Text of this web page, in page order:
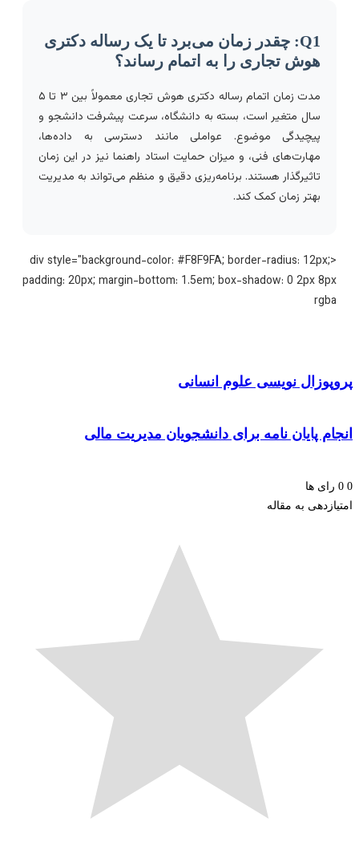
Q1: چقدر زمان می‌برد تا یک رساله دکتری
هوش تجاری را به اتمام رساند؟
مدت زمان اتمام رساله دکتری هوش تجاری معمولاً بین ۳ تا ۵
سال متغیر است، بسته به دانشگاه، سرعت پیشرفت دانشجو و
پیچیدگی موضوع. عواملی مانند دسترسی به داده‌ها،
مهارت‌های فنی، و میزان حمایت استاد راهنما نیز در این زمان
تاثیرگذار هستند. برنامه‌ریزی دقیق و منظم می‌تواند به مدیریت
بهتر زمان کمک کند.
<div style="background-color: #F8F9FA; border-radius: 12px;
padding: 20px; margin-bottom: 1.5em; box-shadow: 0 2px
نویسی علوم انسانی
پایان نامه برای دانشجویان مدیریت مالی
ها
به مقاله